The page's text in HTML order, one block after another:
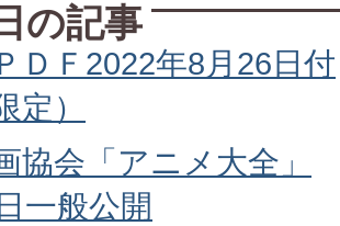
の記事
ＤＦ2022年8月26日付
定）
協会「アニメ大全」
一般公開